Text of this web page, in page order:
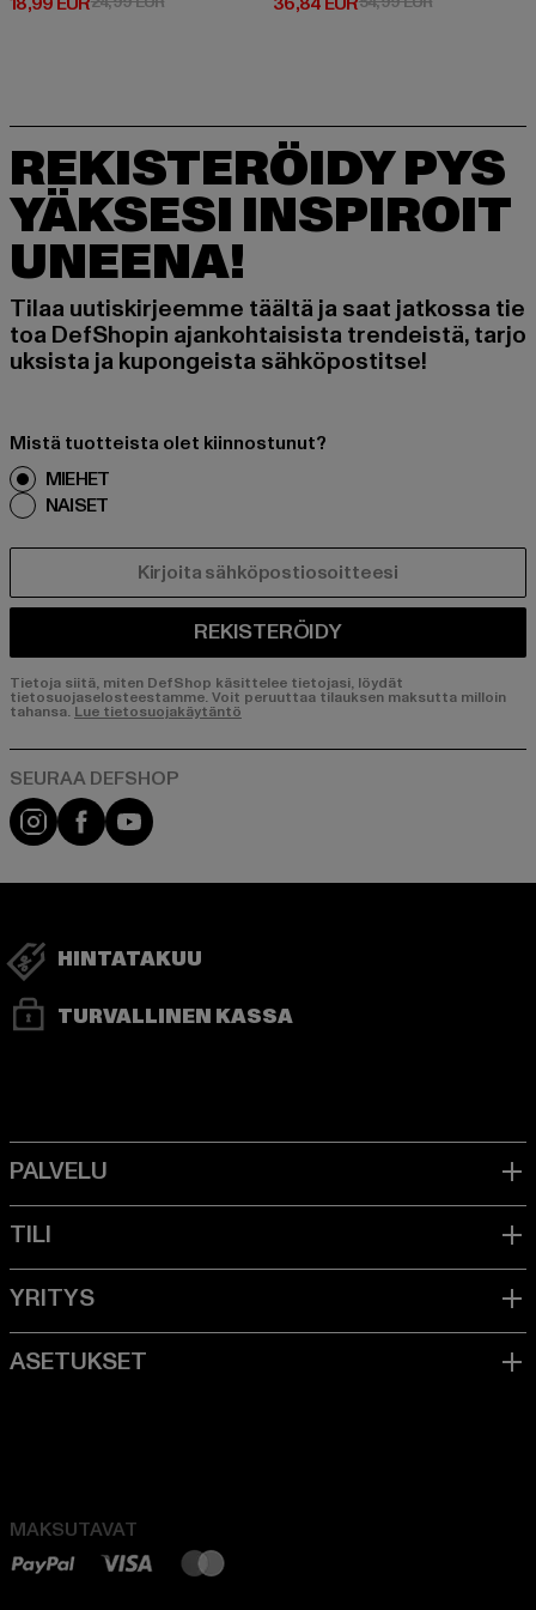
REKISTERÖIDY PYS
YÄKSESI INSPIROIT
UNEENA!
Tilaa uutiskirjeemme täältä ja saat jatkossa tie
toa DefShopin ajankohtaisista trendeistä, tarjo
uksista ja kupongeista sähköpostitse!
Mistä tuotteista olet kiinnostunut?
MIEHET
NAISET
REKISTERÖIDY
Tietoja siitä, miten DefShop käsittelee tietojasi, löydät
tietosuojaselosteestamme. Voit peruuttaa tilauksen maksutta milloin
tahansa. Lue tietosuojakäytäntö
Visit our Instagram page:
Visit our Facebook page:
Visit our YouTube channel:
HINTATAKUU
TURVALLINEN KASSA
MAKSUTAVAT